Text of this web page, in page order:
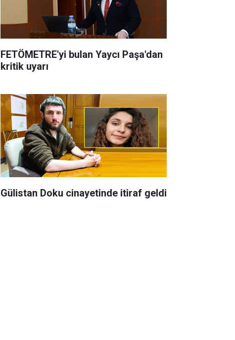
FETÖMETRE'yi bulan Yaycı Paşa'dan
kritik uyarı
Gülistan Doku cinayetinde itiraf geldi